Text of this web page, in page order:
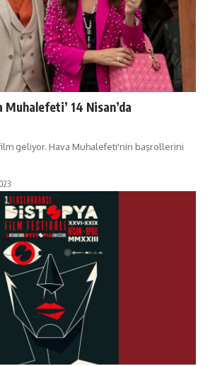
Muhalefeti’ 14 Nisan’da
film geliyor. Hava Muhalefeti'nin başrollerini